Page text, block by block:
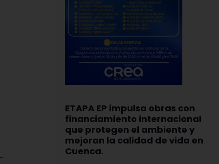
ETAPA EP impulsa obras con
financiamiento internacional
que protegen el ambiente y
mejoran la calidad de vida en
Cuenca.